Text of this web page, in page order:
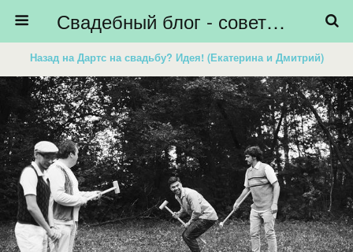
Свадебный блог - советы невестам, подготовка к свадьбе - HiBride
Назад на Дартс на свадьбу? Идея! (Екатерина и Дмитрий)